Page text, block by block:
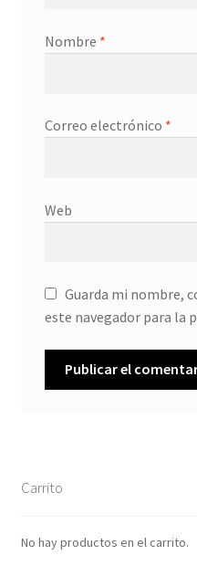
Nombre *
Correo electrónico *
Web
Guarda mi nombre,
este navegador para la
Carrito
No hay productos en el carrito.